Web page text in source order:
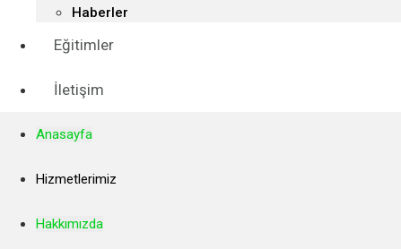
Haberler
Eğitimler
İletişim
Anasayfa
Hizmetlerimiz
Hakkımızda